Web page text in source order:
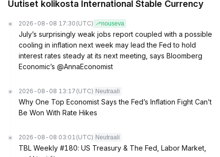
Uutiset kolikosta International Stable Currency
2026-08-08 17:30 (UTC) nouseva
July’s surprisingly weak jobs report coupled with a possible
cooling in inflation next week may lead the Fed to hold
interest rates steady at its next meeting, says Bloomberg
Economic’s @AnnaEconomist
2026-08-08 13:17 (UTC) Neutraali
Why One Top Economist Says the Fed’s Inflation Fight Can’t
Be Won With Rate Hikes
2026-08-08 03:01 (UTC) Neutraali
TBL Weekly #180: US Treasury & The Fed, Labor Market,